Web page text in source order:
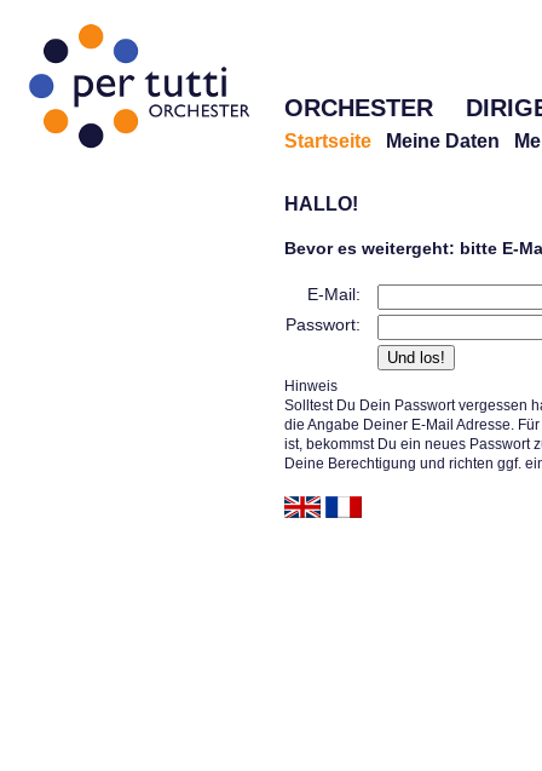
ORCHESTER
Startseite Meine Daten
HALLO!
Bevor es weitergeht: bitte E-
E-Mail:
Passwort:
Hinweis
Solltest Du Dein Passwort vergessen
die Angabe Deiner E-Mail Adresse.
ist, bekommst Du ein neues Passwort
Deine Berechtigung und richten ggf.